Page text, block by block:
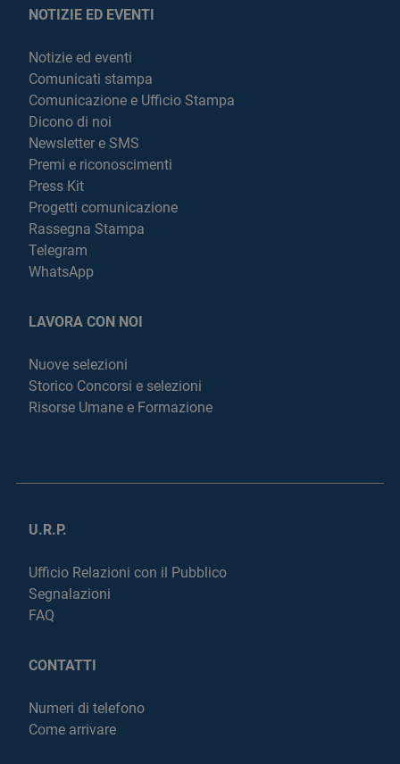
NOTIZIE ED EVENTI
Notizie ed eventi
Comunicati stampa
Comunicazione e Ufficio Stampa
Dicono di noi
Newsletter e SMS
Premi e riconoscimenti
Press Kit
Progetti comunicazione
Rassegna Stampa
Telegram
WhatsApp
LAVORA CON NOI
Nuove selezioni
Storico Concorsi e selezioni
Risorse Umane e Formazione
U.R.P.
Ufficio Relazioni con il Pubblico
Segnalazioni
FAQ
CONTATTI
Numeri di telefono
Come arrivare